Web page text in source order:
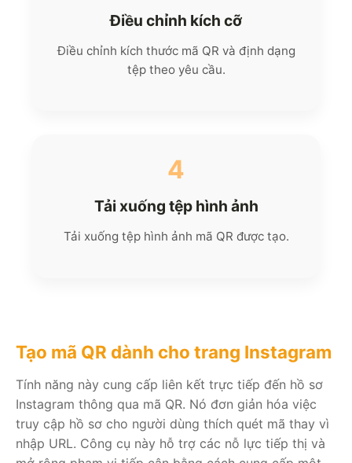
Điều chỉnh kích cỡ
Điều chỉnh kích thước mã QR và định dạng
tệp theo yêu cầu.
4
Tải xuống tệp hình ảnh
Tải xuống tệp hình ảnh mã QR được tạo.
Tạo mã QR dành cho trang Instagram
Tính năng này cung cấp liên kết trực tiếp đến hồ sơ
Instagram thông qua mã QR. Nó đơn giản hóa việc
truy cập hồ sơ cho người dùng thích quét mã thay vì
nhập URL. Công cụ này hỗ trợ các nỗ lực tiếp thị và